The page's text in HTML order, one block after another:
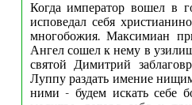
Когда император вошел в
исповедал себя
многобожия. Максимиан
Ангел сошел к нему в
святой Димитрий
Луппу раздать имение
ними - будем искать себе